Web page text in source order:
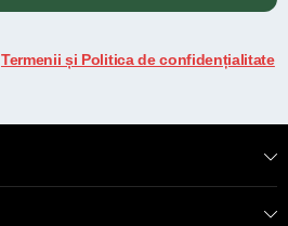
Termenii și Politica de confidențialitate